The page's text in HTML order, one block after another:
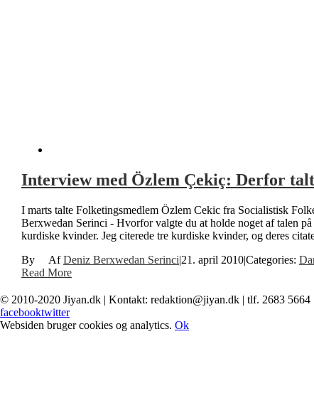
Interview med Özlem Çekiç: Derfor
I marts talte Folketingsmedlem Özlem Cekic fra Socialistisk
Berxwedan Serinci - Hvorfor valgte du at holde noget af talen
kurdiske kvinder. Jeg citerede tre kurdiske kvinder, og deres
By
Deniz Berxwedan Serinci|21. april 2010|Categories:
Read More
© 2010-2020 Jiyan.dk | Kontakt: redaktion@jiyan.dk | tlf. 2683 5664
facebooktwitter
Websiden bruger cookies og analytics. Ok